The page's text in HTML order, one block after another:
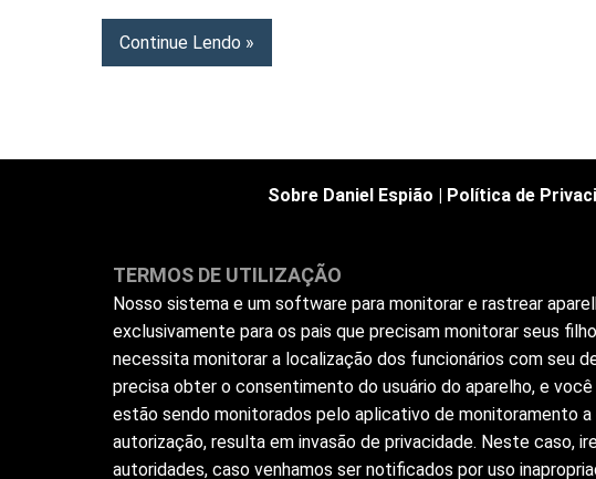
Continue Lendo
Sobre Daniel Espião Política de
TERMOS DE UTILIZAÇÃO
Nosso sistema e um software para monitorar e rastrear
exclusivamente para os pais que precisam monitorar seus
necessita monitorar a localização dos funcionários com seu
precisa obter o consentimento do usuário do aparelho, e
estão sendo monitorados pelo aplicativo de monitoramento
autorização, resulta em invasão de privacidade. Neste caso,
autoridades, caso venhamos ser notificados por uso